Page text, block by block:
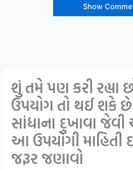
Show
શું તમે પણ કરી રહ્યા
ઉપયોગ તો થઈ શકે
સાંધાના દુખાવા
આ ઉપયોગી માહિતી
જરૂર જણાવો